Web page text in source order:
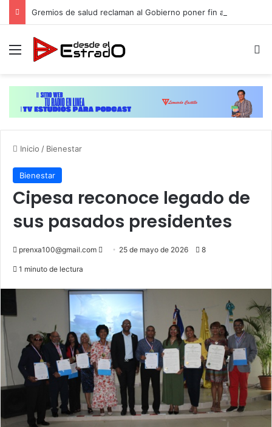
Menú
Inicio / Bienestar
Bienestar
Cipesa reconoce legado de
sus pasados presidentes
prenxa100@gmail.com
Send 25 de mayo de 2026 8
1 minuto de lectura